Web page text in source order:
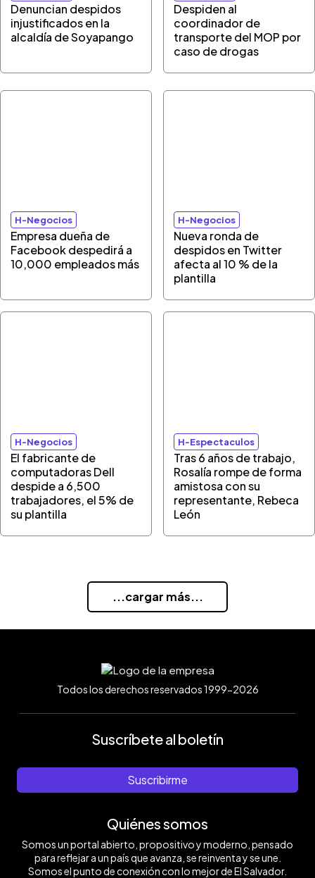
Denuncian despidos
injustificados en la
alcaldía de Soyapango
Despiden al
coordinador de
transporte del MOP por
caso de drogas
H-Negocios
Empresa dueña de
Facebook despedirá a
10,000 empleados más
H-Negocios
Nueva ronda de
despidos en Twitter
afecta al 10 % de la
plantilla
H-Negocios
El fabricante de
computadoras Dell
despide a 6,500
trabajadores, el 5% de
su plantilla
H-Espectaculos
Tras 6 años de trabajo,
Rosalía rompe de forma
amistosa con su
representante, Rebeca
León
...cargar más...
Todos los derechos reservados 1999-2026
Suscríbete al boletín
Suscribirme
Quiénes somos
Somos un portal abierto, propositivo y moderno, pensado
para reflejar a un país que avanza, se reinventa y se une.
Somos el punto de conexión con lo mejor de El Salvador.